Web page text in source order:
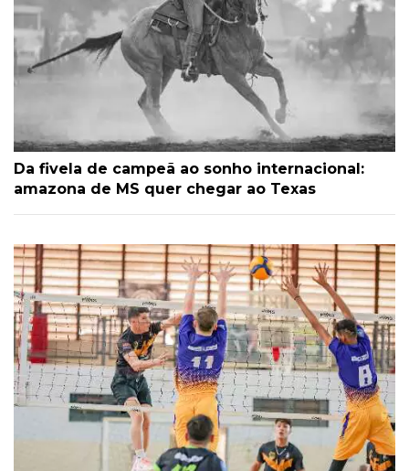
Da fivela de campeã ao sonho internacional:
amazona de MS quer chegar ao Texas